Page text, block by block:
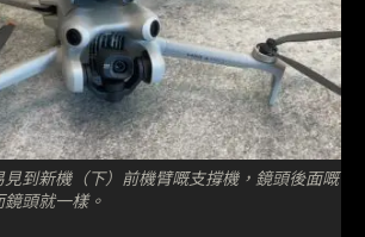
到新機（下）前機臂嘅支撐機，鏡頭後面嘅
頭就一樣。